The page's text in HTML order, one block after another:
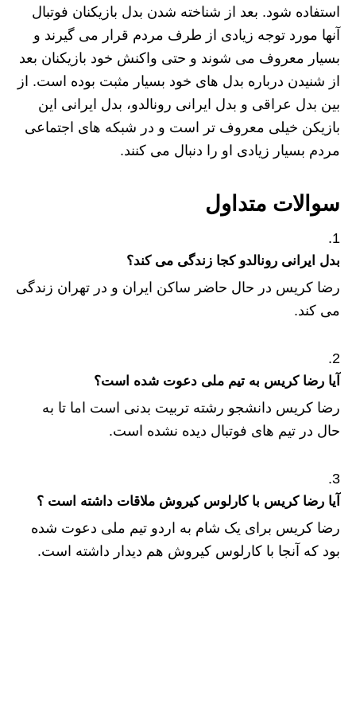
استفاده شود. بعد از شناخته شدن بدل بازیکنان فوتبال
آنها مورد توجه زیادی از طرف مردم قرار می گیرند و
بسیار معروف می شوند و حتی واکنش خود بازیکنان بعد
از شنیدن درباره بدل های خود بسیار مثبت بوده است. از
بین بدل عراقی و بدل ایرانی رونالدو، بدل ایرانی این
بازیکن خیلی معروف تر است و در شبکه های اجتماعی
مردم بسیار زیادی او را دنبال می کنند.
سوالات متداول
بدل ایرانی رونالدو کجا زندگی می کند؟
رضا کریس در حال حاضر ساکن ایران و در تهران زندگی
می کند.
آیا رضا کریس به تیم ملی دعوت شده است؟
رضا کریس دانشجو رشته تربیت بدنی است اما تا به
حال در تیم های فوتبال دیده نشده است.
آیا رضا کریس با کارلوس کیروش ملاقات داشته است ؟
رضا کریس برای یک شام به اردو تیم ملی دعوت شده
بود که آنجا با کارلوس کیروش هم دیدار داشته است.